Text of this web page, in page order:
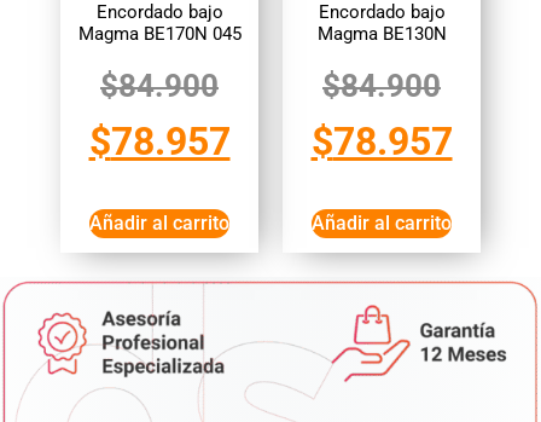
Encordado bajo
Magma BE170N 045
$84.900
$78.957
Añadir al carrito
Encordado bajo
Magma BE130N
$84.900
$78.957
Añadir al carrito